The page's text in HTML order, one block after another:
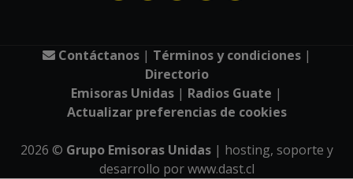
Contáctanos| Términos y condiciones|
Directorio
Emisoras Unidas | Radios Guate |
Actualizar preferencias de cookies
2026 © Grupo Emisoras Unidas| hosting, soporte y
desarrollo porwww.dast.cl